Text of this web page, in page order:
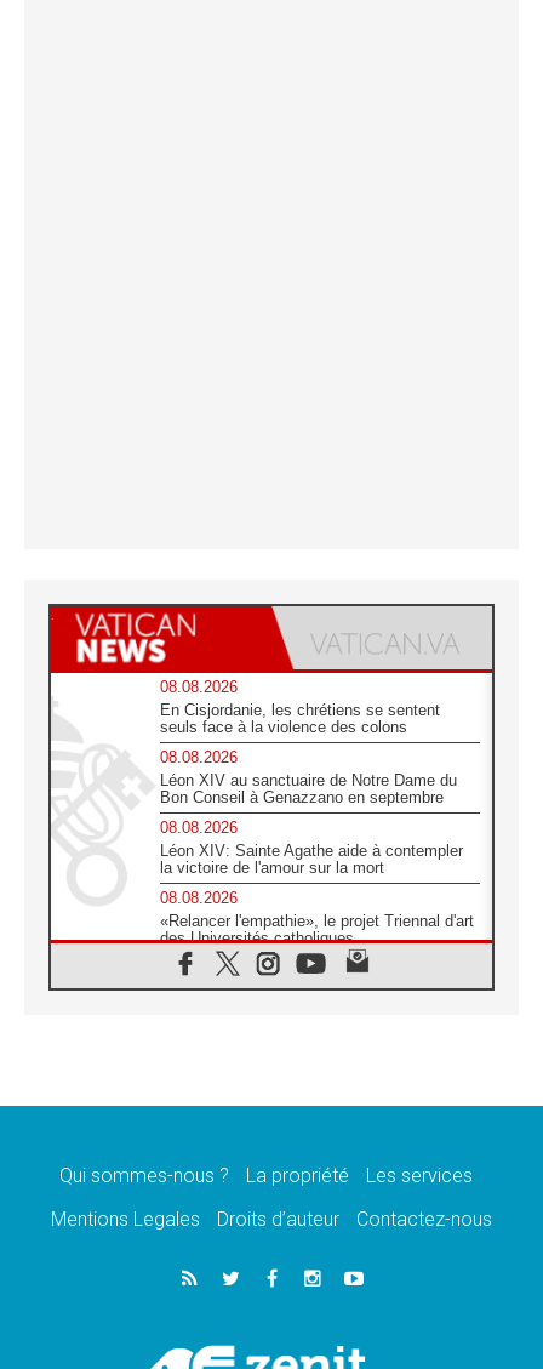
08.08.2026
En Cisjordanie, les chrétiens se sentent
seuls face à la violence des colons
08.08.2026
Léon XIV au sanctuaire de Notre Dame du
Bon Conseil à Genazzano en septembre
08.08.2026
Léon XIV: Sainte Agathe aide à contempler
la victoire de l'amour sur la mort
08.08.2026
«Relancer l'empathie», le projet Triennal d'art
des Universités catholiques
08.08.2026
Signis 2026, donner la parole aux religieuses
07.08.2026
07.08.2026
de l'Assomption et mémoire nationale
«La paix commence par l'empathie» estime
le cardinal Parolin
En Colombie, «la paix ne s'achète pas avec
une signature»
Qui sommes-nous ? La propriété
Les services
Mentions Legales
Droits d’auteur Contactez-nous